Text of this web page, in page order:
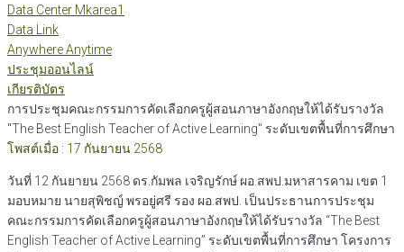
Data Center Mkarea1
Data Link
Anywhere Anytime
ประชุมออนไลน์
เกียรติบัตร
การประชุมคณะกรรมการคัดเลือกครูผู้สอนภาษาอังกฤษให้ได้รับรางวัล
"The Best English Teacher of Active Learning" ระดับเขตพื้นที่การศึกษา
โพสต์เมื่อ : 17 กันยายน 2568
วันที่ 12 กันยายน 2568 ดร.กัมพล เจริญรักษ์ ผอ.สพป.มหาสารคาม เขต 1
มอบหมาย นายสุพิชญ์ พรอยู่ศรี รอง ผอ.สพป. เป็นประธานการประชุม
คณะกรรมการคัดเลือกครูผู้สอนภาษาอังกฤษให้ได้รับรางวัล “The Best
English Teacher of Active Learning” ระดับเขตพื้นที่การศึกษา โครงการ